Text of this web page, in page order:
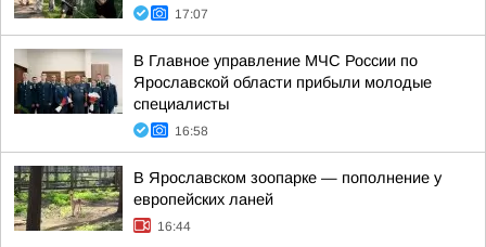
17:07
В Главное управление МЧС России по
Ярославской области прибыли молодые
специалисты
16:58
В Ярославском зоопарке — пополнение у
европейских ланей
16:44